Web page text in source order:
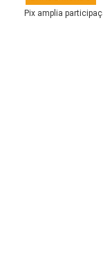
Pix amplia